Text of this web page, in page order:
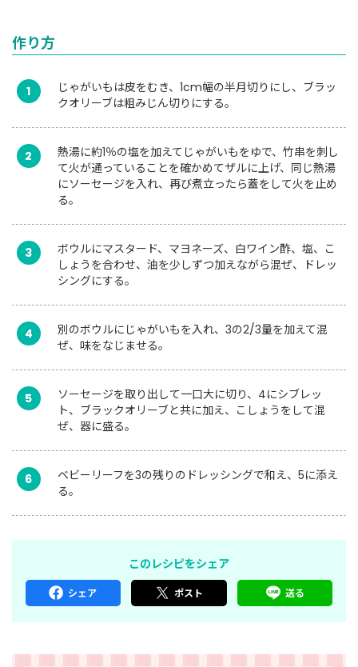
作り方
1
じゃがいもは皮をむき、1cm幅の半月切りにし、ブラッ
クオリーブは粗みじん切りにする。
2
熱湯に約1％の塩を加えてじゃがいもをゆで、竹串を刺し
て火が通っていることを確かめてザルに上げ、同じ熱湯
にソーセージを入れ、再び煮立ったら蓋をして火を止め
る。
3
ボウルにマスタード、マヨネーズ、白ワイン酢、塩、こ
しょうを合わせ、油を少しずつ加えながら混ぜ、ドレッ
シングにする。
4
別のボウルにじゃがいもを入れ、3の2/3量を加えて混
ぜ、味をなじませる。
5
ソーセージを取り出して一口大に切り、4にシブレッ
ト、ブラックオリーブと共に加え、こしょうをして混
ぜ、器に盛る。
6
ベビーリーフを3の残りのドレッシングで和え、5に添え
る。
このレシピをシェア
シェア ポスト 送る